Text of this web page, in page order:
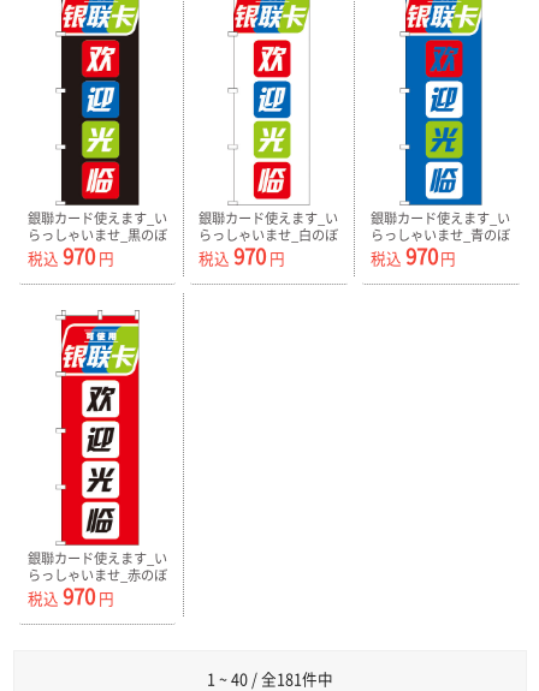
銀聯カード使えます_い
らっしゃいませ_黒のぼ
り旗白抜き-0700164IN
税込 970 円
銀聯カード使えます_い
らっしゃいませ_白のぼ
り旗白抜き-0700165IN
税込 970円
銀聯カード使えます_い
らっしゃいませ_青のぼ
り旗白・青抜
き-0700166IN
税込 970円
銀聯カード使えます_い
らっしゃいませ_赤のぼ
り旗白抜き-0700167IN
税込 970 円
1 ~ 40 / 全181件中